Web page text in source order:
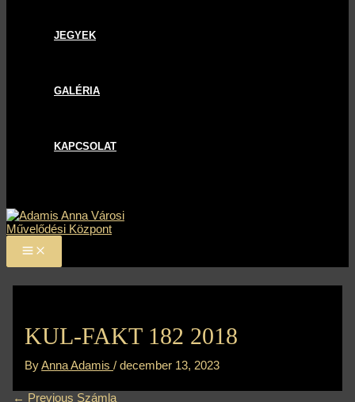
JEGYEK
GALÉRIA
KAPCSOLAT
KUL-FAKT 182 2018
ByAnna Adamis/december 13, 2023
← Previous Számla